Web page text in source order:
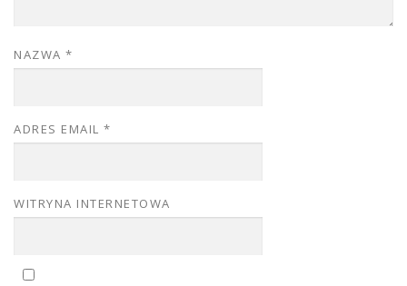
NAZWA *
ADRES EMAIL *
WITRYNA INTERNETOWA